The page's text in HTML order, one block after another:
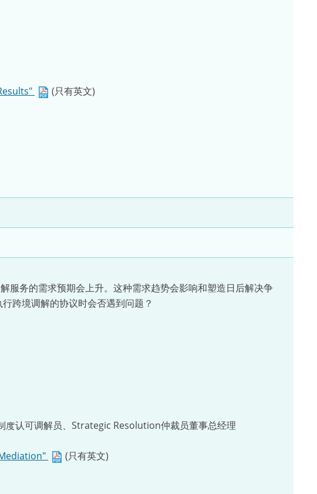
(只有英文)
服务的需求预期会上升。这种需求趋势会影响和塑造日后解决争
跨境调解的协议时会否遇到问题？
度认可调解员、Strategic Resolution仲裁员董事总经理
(只有英文)